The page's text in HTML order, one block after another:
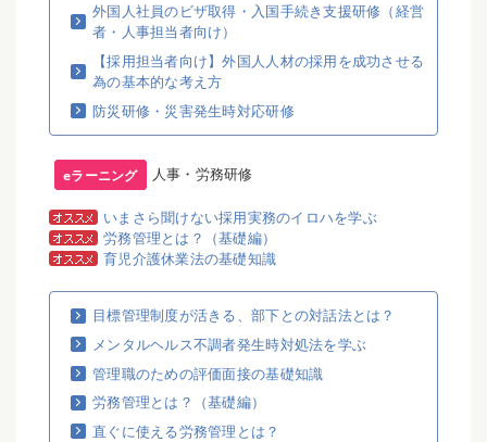
外国人社員のビザ取得・入国手続き支援研修（経営
者・人事担当者向け）
【採用担当者向け】外国人人材の採用を成功させる
為の基本的な考え方
防災研修・災害発生時対応研修
eラーニング 人事・労務研修
いまさら聞けない採用実務のイロハを学ぶ
労務管理とは？（基礎編）
育児介護休業法の基礎知識
目標管理制度が活きる、部下との対話法とは？
メンタルヘルス不調者発生時対処法を学ぶ
管理職のための評価面接の基礎知識
労務管理とは？（基礎編）
直ぐに使える労務管理とは？